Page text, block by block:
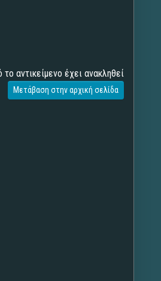
το αντικείμενο έχει ανακληθεί
Μετάβαση στην αρχική σελίδα